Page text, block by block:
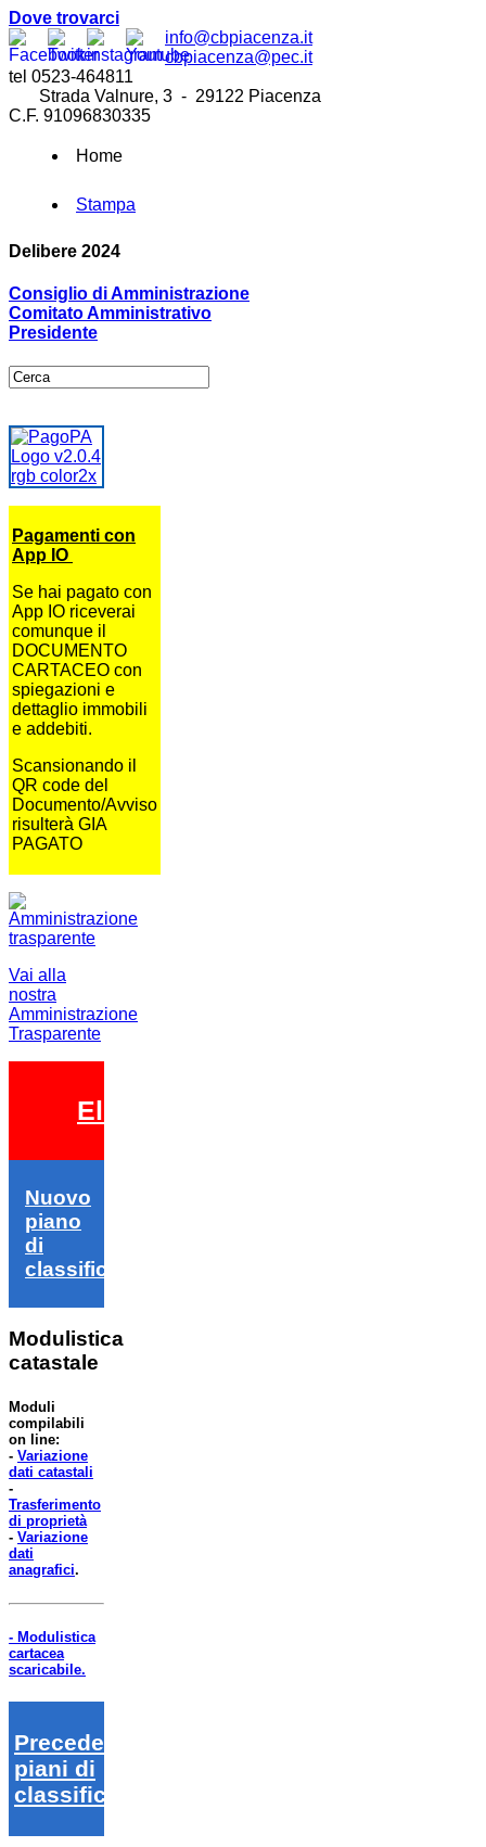
Dove trovarci
info@cbpiacenza.it
cbpiacenza@pec.it
tel 0523-464811
Strada Valnure, 3 - 29122 Piacenza
C.F. 91096830335
Home
Stampa
Delibere 2024
Consiglio di Amministrazione
Comitato Amministrativo
Presidente
Pagamenti con
App IO
Se hai pagato con
App IO riceverai
comunque il
DOCUMENTO
CARTACEO con
spiegazioni e
dettaglio immobili
e addebiti.
Scansionando il
QR code del
Documento/Avviso
risulterà GIA
PAGATO
Vai alla
nostra
Amministrazione
Trasparente
Elezioni 2026
Nuovo
piano
di
classifica
Modulistica
catastale
Moduli
compilabili
on line:
- Variazione
dati catastali
-
Trasferimento
di proprietà
- Variazione
dati
anagrafici.
- Modulistica
cartacea
scaricabile.
Precedenti
piani di
classifica